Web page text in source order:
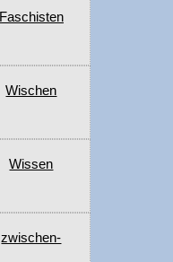
Faschisten
Wischen
Wissen
zwischen-